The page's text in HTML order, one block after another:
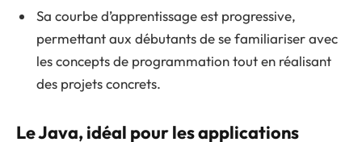
Sa courbe d’apprentissage est progressive,
permettant aux débutants de se familiariser avec
les concepts de programmation tout en réalisant
des projets concrets.
Le Java, idéal pour les applications